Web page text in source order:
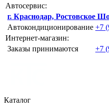
Автосервис:
г. Краснодар, Ростовское
Автокондиционирование +7
Интернет-магазин:
Заказы принимаются
+7
Каталог